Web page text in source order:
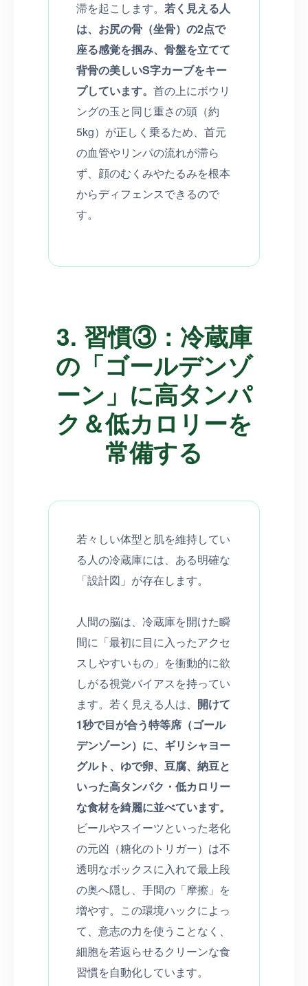
滞を起こします。 若く見える人
は、お尻の骨（坐骨）の2点で
座る感覚を掴み、骨盤を立てて
背骨の美しいS字カーブをキー
プしています。 首の上にボウリ
ングの玉と同じ重さの頭（約
5kg）が正しく乗るため、首元
の血管やリンパの流れが滞ら
ず、顔のむくみやたるみを根本
からディフェンスできるので
す。
3. 習慣③：冷蔵庫
の「ゴールデンゾ
ーン」に高タンパ
ク＆低カロリーを
常備する
若々しい体型と肌を維持してい
る人の冷蔵庫には、ある明確な
「設計図」が存在します。
人間の脳は、冷蔵庫を開けた瞬
間に「最初に目に入ったアクセ
スしやすいもの」を衝動的に欲
しがる視覚バイアスを持ってい
ます。若く見える人は、 開けて
1秒で目が合う特等席（ゴール
デンゾーン）に、ギリシャヨー
グルト、ゆで卵、豆腐、納豆と
いった高タンパク・低カロリー
な食材を綺麗に並べています。
ビールやスイーツといった老化
の元凶（糖化のトリガー）は不
透明なボックスに入れて最上段
の奥へ隠し、手間の「摩擦」を
増やす。この環境ハックによっ
て、意志の力を使うことなく、
細胞を若返らせるクリーンな食
習慣を自動化しています。